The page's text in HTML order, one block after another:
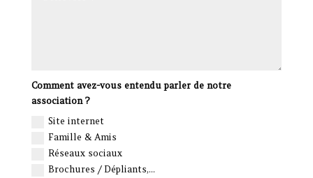
Comment avez-vous entendu parler de notre
association ?
Site internet
Famille & Amis
Réseaux sociaux
Brochures / Dépliants,...